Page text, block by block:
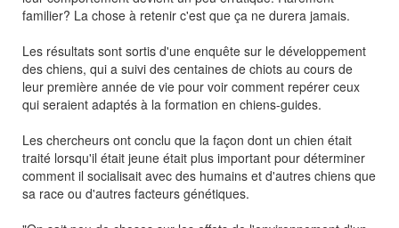
familier? La chose à retenir c'est que ça ne durera jamais.
Les résultats sont sortis d'une enquête sur le développement
des chiens, qui a suivi des centaines de chiots au cours de
leur première année de vie pour voir comment repérer ceux
qui seraient adaptés à la formation en chiens-guides.
Les chercheurs ont conclu que la façon dont un chien était
traité lorsqu'il était jeune était plus important pour déterminer
comment il socialisait avec des humains et d'autres chiens que
sa race ou d'autres facteurs génétiques.